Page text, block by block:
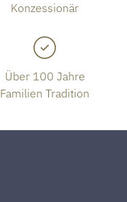
Konzessionär
Über 100 Jahre
Familien Tradition